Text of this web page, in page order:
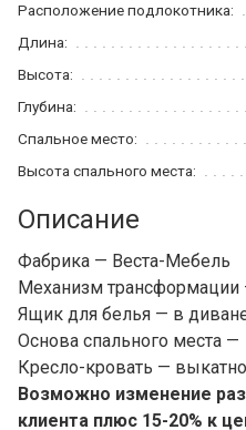
Расположение подлокотника:
Длина:
Высота:
Глубина:
Спальное место:
Высота спального места:
Описание
Фабрика — Веста-Мебель
Механизм трансформации
Ящик для белья — в
Основа спального места —
Кресло-кровать —
Возможно изменение
клиента плюс 15-20% к